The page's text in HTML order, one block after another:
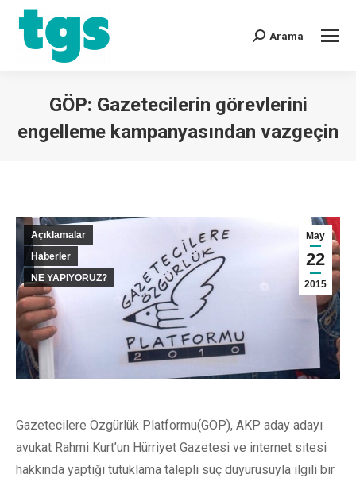
Arama
GÖP: Gazetecilerin görevlerini
engelleme kampanyasından vazgeçin
May
22
2015
Açıklamalar
Haberler
NE YAPIYORUZ?
Gazetecilere Özgürlük Platformu(GÖP), AKP aday adayı
avukat Rahmi Kurt’un Hürriyet Gazetesi ve internet sitesi
hakkında yaptığı tutuklama talepli suç duyurusuyla ilgili bir